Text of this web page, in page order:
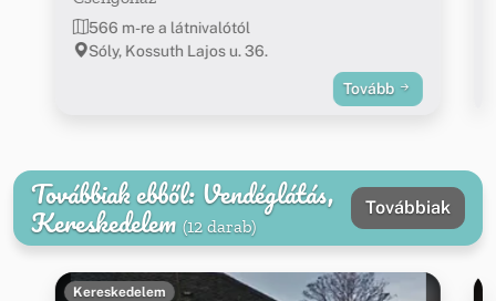
566 m-re a látnivalótól
Sóly, Kossuth Lajos u. 36.
Tovább
Továbbiak ebből: Vendéglátás,
Kereskedelem (12 darab)
Továbbiak
Kereskedelem